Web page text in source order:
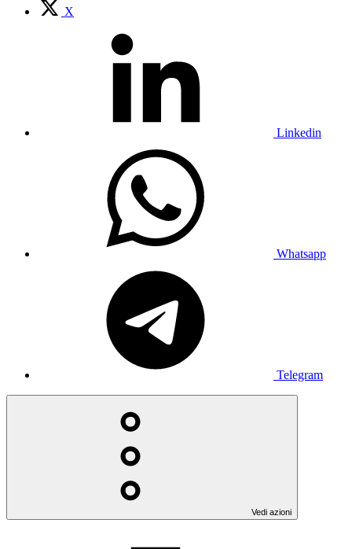
X
Linkedin
Whatsapp
Telegram
Vedi azioni